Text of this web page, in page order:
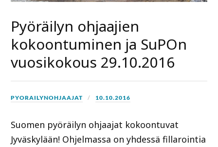
Pyöräilyn ohjaajien
kokoontuminen ja SuPOn
vuosikokous 29.10.2016
PYORAILYNOHJAAJAT 10.10.2016
Suomen pyöräilyn ohjaajat kokoontuvat
Jyväskylään! Ohjelmassa on yhdessä fillarointia